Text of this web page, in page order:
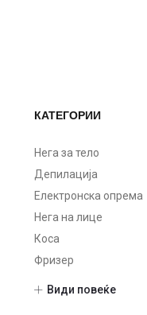
КАТЕГОРИИ
Нега за тело
Депилација
Електронска опрема
Нега на лице
Коса
Фризер
Види повеќе